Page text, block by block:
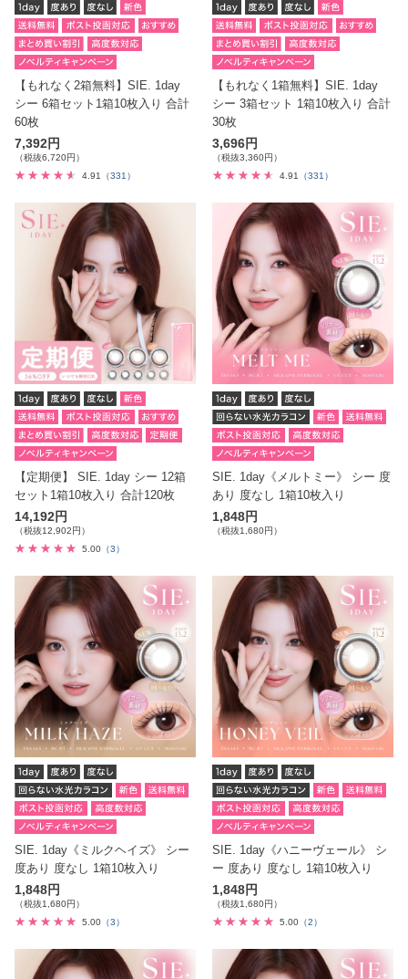
【もれなく2箱無料】SIE. 1day
シー 6箱セット1箱10枚入り 合計
60枚
7,392円
（税抜6,720円）
4.91 （331）
【もれなく1箱無料】SIE. 1day
シー 3箱セット 1箱10枚入り 合計
30枚
3,696円
（税抜3,360円）
4.91
（331）
【定期便】 SIE. 1day シー 12箱
セット1箱10枚入り 合計120枚
14,192円
（税抜12,902円）
5.00 （3）
SIE. 1day《メルトミー》 シー 度
あり 度なし 1箱10枚入り
1,848円
（税抜1,680円）
SIE. 1day《ミルクヘイズ》 シー
度あり 度なし 1箱10枚入り
1,848円
（税抜1,680円）
5.00 （3）
SIE. 1day《ハニーヴェール》 シ
ー 度あり 度なし 1箱10枚入り
1,848円
（税抜1,680円）
5.00 （2）